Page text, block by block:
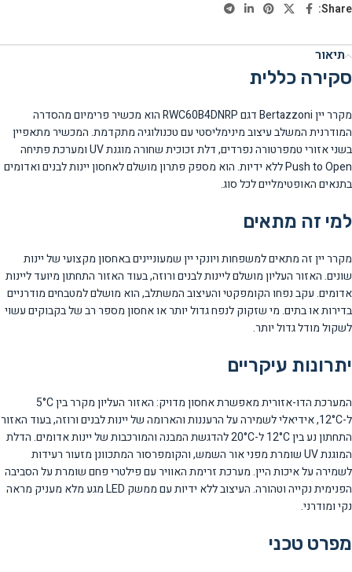
Share:
תיאור
סקירה כללית
מקרר יין Bertazzoni דגם RWC60B4DNRP הוא מכשיר פרימיום מהסדרה
המודרנית המשלב עיצוב מינימליסטי עם טכנולוגיה מתקדמת. המכשיר מתאפיין
בשני אזורי טמפרטורה נפרדים, דלת זכוכית שחורה מוגנת UV ומערכת פתיחה
Push to Open ללא ידיות. הוא מספק פתרון מושלם לאחסון יינות לבנים ואדומים
בתנאים האופטימליים לכל סוג.
למי זה מתאים
מקרר יין זה מתאים למשפחות ויונקי יין שמעוניינים באחסון מקצועי של יינות
שונים. האזור העליון מושלם ליינות לבנים ורוזה, בעוד האזור התחתון מיועד ליינות
אדומים. עקב נפחו הקומפקטי והעיצוב המשתלב, הוא מושלם למטבחים מודרניים
בדירות או בתים. מי שזקוק לנפח גדול יותר או אחסון מספר רב של בקבוקים עשוי
לשקול מודל גדול יותר.
יתרונות עיקריים
המערכת הדו-אזורית מאפשרת אחסון מדויק: האזור העליון מקרר בין 5°C
ל-12°C, אידיאלי לשמירה על הרעננות והארומה של יינות לבנים ורוזה, בעוד האזור
התחתון נע בין 12°C ל-20°C להדגשת המבנה והמורכבות של יינות אדומים. הדלת
המוגנת UV שומרת מפני אור השמש, והקומפרסור המתכוונן מזעור רעידות
לשמירה על איכות היין. מערכת זרימת האוויר עם פילטרי פחם שומרת על הסביבה
הפנימית נקייה וטהורה. העיצוב ללא ידיות עם ממשק LED מגע מלא מעניק מראה
נקי ומודרני.
מפרט טכני